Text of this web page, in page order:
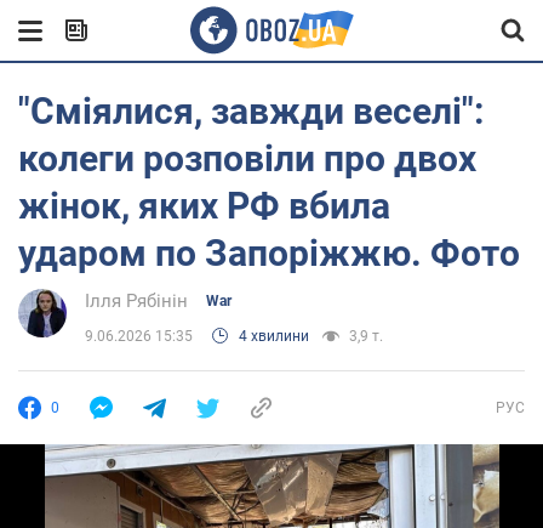
"Сміялися, завжди веселі":
колеги розповіли про двох
жінок, яких РФ вбила
ударом по Запоріжжю. Фото
Ілля Рябінін War
9.06.2026 15:35 4 хвилини 3,9 т.
0 РУС